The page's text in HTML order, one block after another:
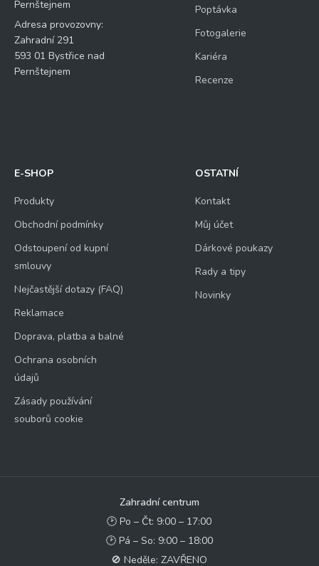
Pernštejnem
Adresa provozovny:
Zahradní 291
593 01 Bystřice nad
Pernštejnem
Poptávka
Fotogalerie
Kariéra
Recenze
E-SHOP
Produkty
Obchodní podmínky
Odstoupení od kupní
smlouvy
Nejčastější dotazy (FAQ)
Reklamace
Doprava, platba a balné
Ochrana osobních
údajů
Zásady používání
souborů cookie
OSTATNÍ
Kontakt
Můj účet
Dárkové poukazy
Rady a tipy
Novinky
Zahradní centrum
🕑 Po – Čt: 9:00 – 17:00
🕑 Pá – So: 9:00 – 18:00
🚫 Neděle: ZAVŘENO